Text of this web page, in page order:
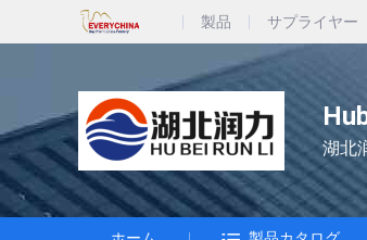
製品 サプライヤー
湖北